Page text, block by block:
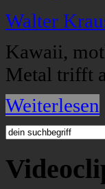
Walter
Kawaii,
Metal trifft
Weiterlesen